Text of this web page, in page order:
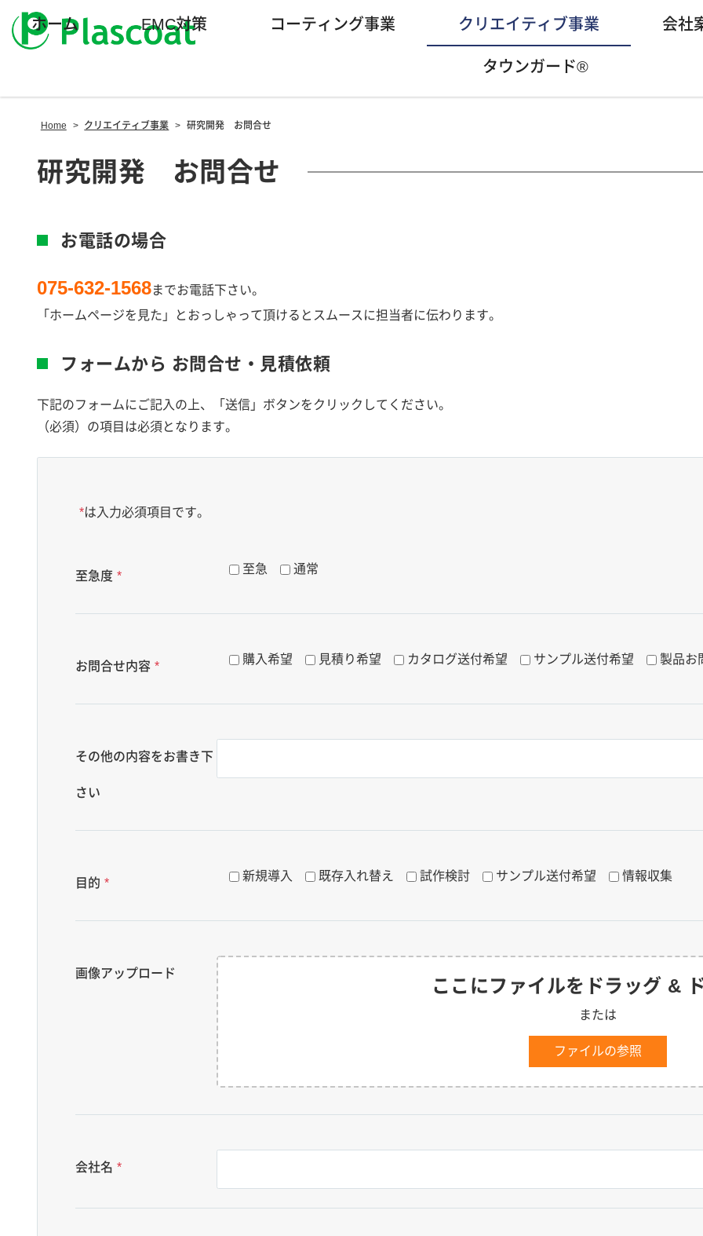
ホーム EMC対策 コーティング事業 クリエイティブ事業 会社
タウンガード®
Home > クリエイティブ事業 > 研究開発 お問合せ
研究開発 お問合せ
お電話の場合
075-632-1568までお電話下さい。
「ホームページを見た」とおっしゃって頂けるとスムースに担当者に伝わります。
フォームから お問合せ・見積依頼
下記のフォームにご記入の上、「送信」ボタンをクリックしてください。
（必須）の項目は必須となります。
*は入力必須項目です。
至急度 *
至急 通常
お問合せ内容 *
購入希望 見積り希望 カタログ送付希望 サンプル送付希望 製品お
その他の内容をお書き下
さい
目的 *
新規導入 既存入れ替え 試作検討 サンプル送付希望 情報収集
画像アップロード
ここにファイルをドラッグ &
または
ファイルの参照
会社名 *